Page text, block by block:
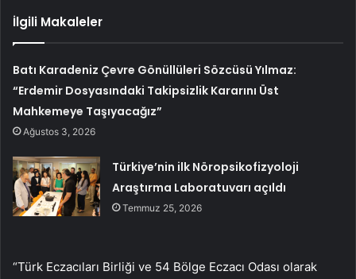
İlgili Makaleler
Batı Karadeniz Çevre Gönüllüleri Sözcüsü Yılmaz:
“Erdemir Dosyasındaki Takipsizlik Kararını Üst
Mahkemeye Taşıyacağız”
Ağustos 3, 2026
Türkiye’nin ilk Nöropsikofizyoloji
Araştırma Laboratuvarı açıldı
Temmuz 25, 2026
“Türk Eczacıları Birliği ve 54 Bölge Eczacı Odası olarak